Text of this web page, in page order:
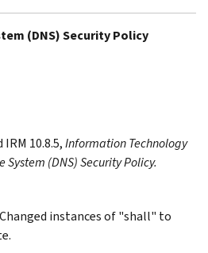
(DNS) Security Policy
10.8.5,Information Technology
(DNS) Security Policy.
instances of "shall" to